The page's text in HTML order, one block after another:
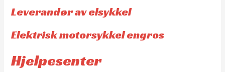
Leverandør av elsykkel
Elektrisk motorsykkel engros
Hjelpesenter